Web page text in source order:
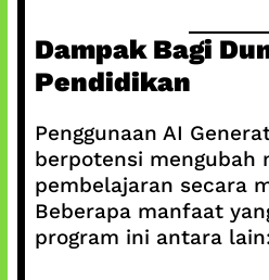
Dampak Bagi
Pendidikan
Penggunaan AI
berpotensi mengubah
pembelajaran secara
Beberapa manfaat
program ini antara